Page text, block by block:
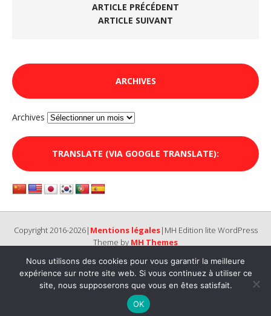
ARTICLE PRÉCÉDENT
ARTICLE SUIVANT
ARCHIVES
Archives
TRANSLATE (VIA GOOGLE TRANSLATE):
Copyright 2016-2026| Mentions légales|MH Edition lite WordPress
Theme by MH Themes
Nous utilisons des cookies pour vous garantir la meilleure
expérience sur notre site web. Si vous continuez à utiliser ce
site, nous supposerons que vous en êtes satisfait.
OK